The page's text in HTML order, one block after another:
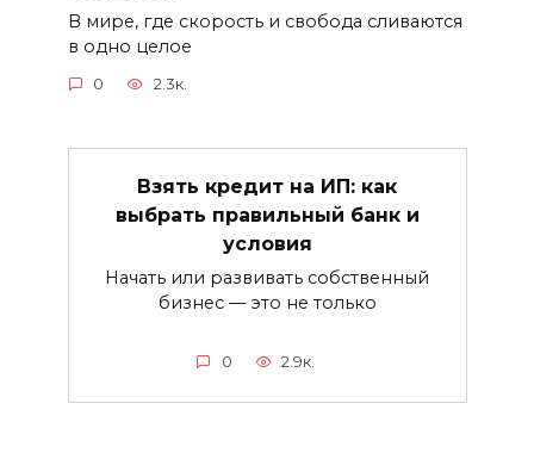
В мире, где скорость и свобода сливаются
в одно целое
0 2.3к.
Взять кредит на ИП: как
выбрать правильный банк и
условия
Начать или развивать собственный
бизнес — это не только
0 2.9к.